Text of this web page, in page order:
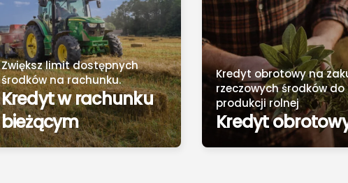
Zwiększ limit dostępnych
środków na rachunku.
Kredyt w rachunku
bieżącym
Kredyt obrotowy na
rzeczowych środków do
produkcji rolnej
Kredyt